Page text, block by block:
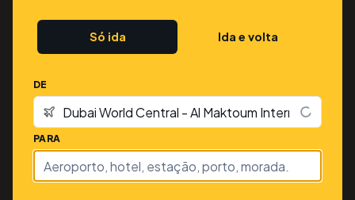
Só ida Ida e volta
DE
PARA